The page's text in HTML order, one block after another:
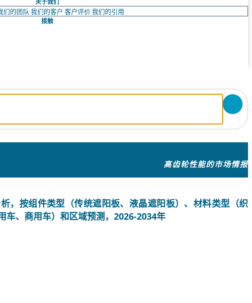
关于我们
们的团队 我们的客户 客户评价我们的引用
接触
高齿轮性能的市场情报
，按组件类型（传统遮阳板、液晶遮阳板）、材料类型（织
车、商用车）和区域预测，2026-2034年